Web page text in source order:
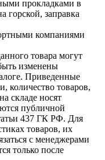
прокладками в
горской, заправка
компаниями
товара могут
изменены
Приведенные
количество товаров,
складе носят
публичной
437 ГК РФ. Для
товаров, их
с менеджерами
только после